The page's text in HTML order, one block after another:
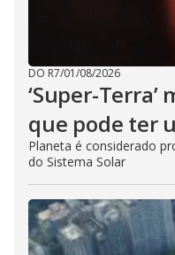
DO R7/01/08/2026
‘Super-
que pode ter
Planeta é considerado
do Sistema Solar